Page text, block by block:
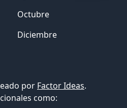
Octubre
Diciembre
por Factor Ideas.
como: